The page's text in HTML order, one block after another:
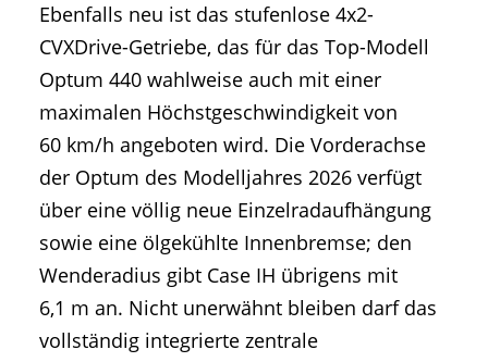
Ebenfalls neu ist das stufenlose 4x2-
CVXDrive-Getriebe, das für das Top-Modell
Optum 440 wahlweise auch mit einer
maximalen Höchstgeschwindigkeit von
60 km/h angeboten wird. Die Vorderachse
der Optum des Modelljahres 2026 verfügt
über eine völlig neue Einzelradaufhängung
sowie eine ölgekühlte Innenbremse; den
Wenderadius gibt Case IH übrigens mit
6,1 m an. Nicht unerwähnt bleiben darf das
vollständig integrierte zentrale